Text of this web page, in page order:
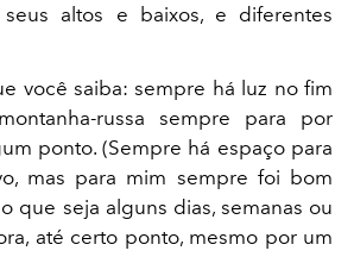
seus altos e baixos, e diferentes
você saiba: sempre há luz no fim
russa sempre para por
ponto. (Sempre há espaço para
mas para mim sempre foi bom
que seja alguns dias, semanas ou
até certo ponto, mesmo por um